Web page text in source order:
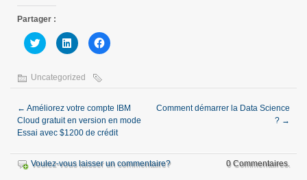
Partager :
Cliquez
pour
partager
Twitter(ouvre
dans
une
fenêtre)
Cliquez
pour
partager
LinkedIn(ouvre
dans
une
fenêtre)
Cliquez
pour
une
fenêtre)
Uncategorized
← Améliorez votre compte IBM
Cloud gratuit en version en mode
Essai avec $1200 de crédit
Comment démarrer la Data Science
? →
Voulez-vous laisser un commentaire? 0 Commentaires.